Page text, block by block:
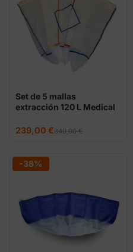
Set de 5 mallas
extracción 120 L Medical
340,00€
El
precio
340,00 €.
239,00 €
El
precio
239,00 €.
-38%